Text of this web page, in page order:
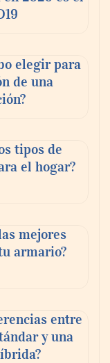
elegir para
de una
tipos de
el hogar?
mejores
armario?
entre
y una